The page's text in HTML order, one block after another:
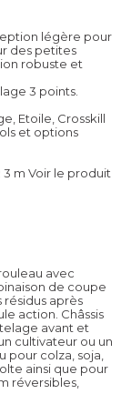
légère pour
des petites
robuste et
3 points.
Etoile, Crosskill
et options
3 m Voir le produit
avec
de coupe
après
action. Châssis
avant et
cultivateur ou un
colza, soja,
ainsi que pour
réversibles,